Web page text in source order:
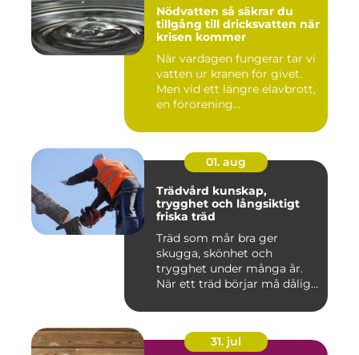
Nödvatten så säkrar du
tillgång till dricksvatten när
krisen kommer
När vardagen fungerar tar vi
vatten ur kranen för givet.
Men vid ett längre elavbrott,
en förorening...
01. aug
Trädvård kunskap,
trygghet och långsiktigt
friska träd
Träd som mår bra ger
skugga, skönhet och
trygghet under många år.
När ett träd börjar må dåligt
31. jul